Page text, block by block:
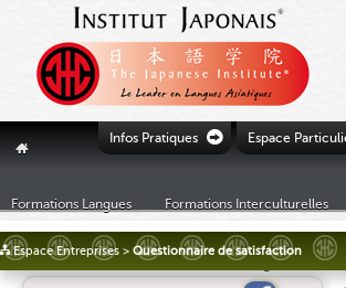
Ò
Infos Pratiques Espace
"
Formations Langues Formations Interculturelles
Espace Entreprises > Questionnaire de satisfaction
£